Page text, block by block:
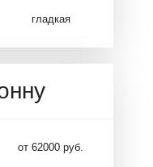
гладкая
от 62000 руб.